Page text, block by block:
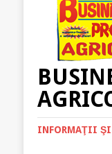
INFORMAŢII ŞI